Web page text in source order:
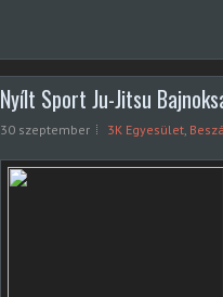
Nyílt Sport Ju-Jitsu
30 szeptember 3K Egyesület,